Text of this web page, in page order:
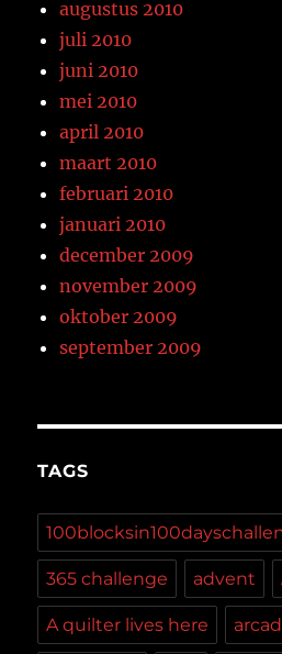
augustus 2010
juli 2010
juni 2010
mei 2010
april 2010
maart 2010
februari 2010
januari 2010
december 2009
november 2009
oktober 2009
september 2009
TAGS
365 challenge advent
A quilter lives here